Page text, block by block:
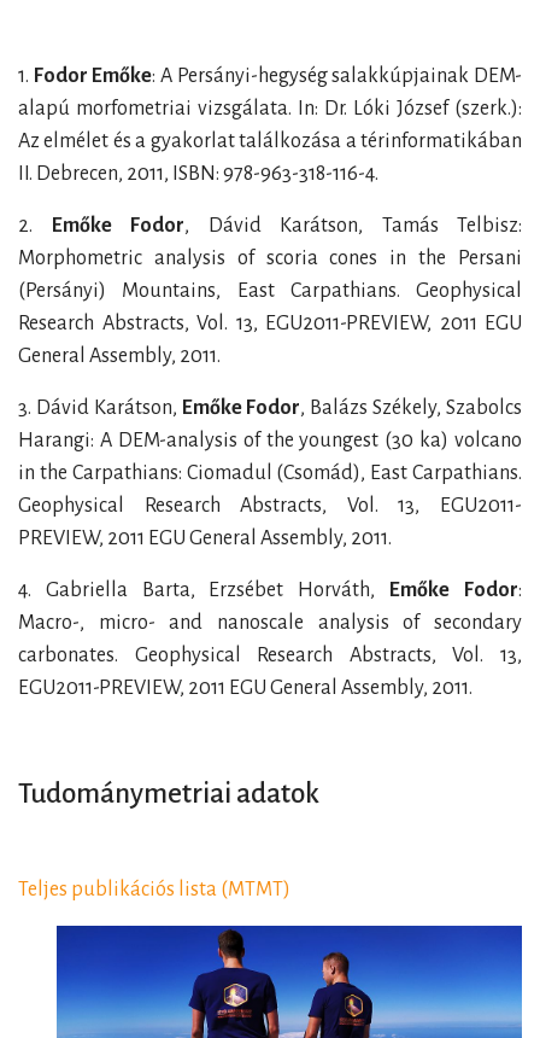
1. Fodor Emőke: A Persányi-hegység salakkúpjainak DEM-
alapú morfometriai vizsgálata. In: Dr. Lóki József (szerk.):
Az elmélet és a gyakorlat találkozása a térinformatikában
II. Debrecen, 2011, ISBN: 978-963-318-116-4.
2. Emőke Fodor, Dávid Karátson, Tamás Telbisz:
Morphometric analysis of scoria cones in the Persani
(Persányi) Mountains, East Carpathians. Geophysical
Research Abstracts, Vol. 13, EGU2011-PREVIEW, 2011 EGU
General Assembly, 2011.
3. Dávid Karátson, Emőke Fodor, Balázs Székely, Szabolcs
Harangi: A DEM-analysis of the youngest (30 ka) volcano
in the Carpathians: Ciomadul (Csomád), East Carpathians.
Geophysical Research Abstracts, Vol. 13, EGU2011-
PREVIEW, 2011 EGU General Assembly, 2011.
4. Gabriella Barta, Erzsébet Horváth, Emőke Fodor:
Macro-, micro- and nanoscale analysis of secondary
carbonates. Geophysical Research Abstracts, Vol. 13,
EGU2011-PREVIEW, 2011 EGU General Assembly, 2011.
Tudománymetriai adatok
Teljes publikációs lista (MTMT)